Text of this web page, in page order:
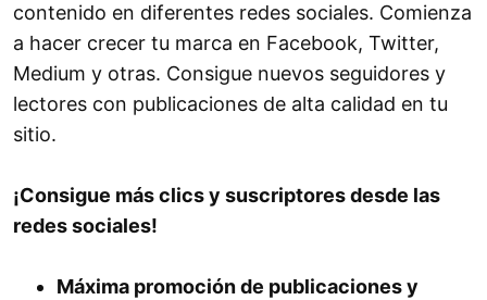
contenido en diferentes redes sociales. Comienza
a hacer crecer tu marca en Facebook, Twitter,
Medium y otras. Consigue nuevos seguidores y
lectores con publicaciones de alta calidad en tu
sitio.
¡Consigue más clics y suscriptores desde las
redes sociales!
Máxima promoción de publicaciones y